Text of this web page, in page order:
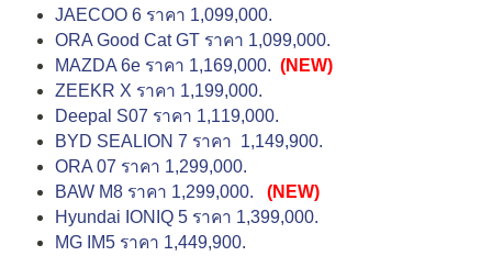
JAECOO 6 ราคา 1,099,000.
ORA Good Cat GT ราคา 1,099,000.
MAZDA 6e ราคา 1,169,000. (NEW)
ZEEKR X ราคา 1,199,000.
Deepal S07 ราคา 1,119,000.
BYD SEALION 7 ราคา 1,149,900.
ORA 07 ราคา 1,299,000.
BAW M8 ราคา 1,299,000.
(NEW)
Hyundai IONIQ 5 ราคา 1,399,000.
MG IM5 ราคา 1,449,900.